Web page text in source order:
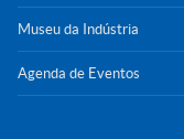
Museu da Indústria
Agenda de Eventos